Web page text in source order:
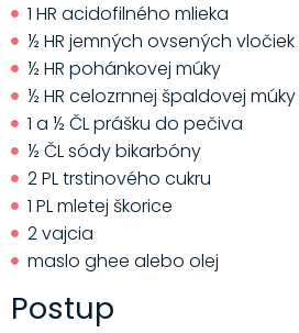
1 HR acidofilného mlieka
½ HR jemných ovsených vločiek
½ HR pohánkovej múky
½ HR celozrnnej špaldovej múky
1 a ½ ČL prášku do pečiva
½ ČL sódy bikarbóny
2 PL trstinového cukru
1 PL mletej škorice
2 vajcia
maslo ghee alebo olej
Postup